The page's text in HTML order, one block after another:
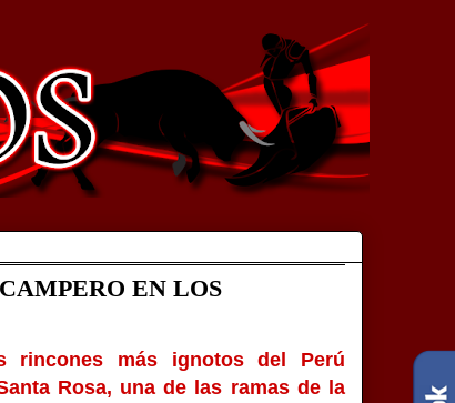
EN LOS
rincones más ignotos del Perú
Rosa, una de las ramas de la